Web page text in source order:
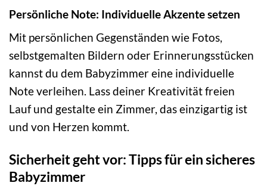
Persönliche Note: Individuelle Akzente setzen
Mit persönlichen Gegenständen wie Fotos,
selbstgemalten Bildern oder Erinnerungsstücken
kannst du dem Babyzimmer eine individuelle
Note verleihen. Lass deiner Kreativität freien
Lauf und gestalte ein Zimmer, das einzigartig ist
und von Herzen kommt.
Sicherheit geht vor: Tipps für ein sicheres
Babyzimmer